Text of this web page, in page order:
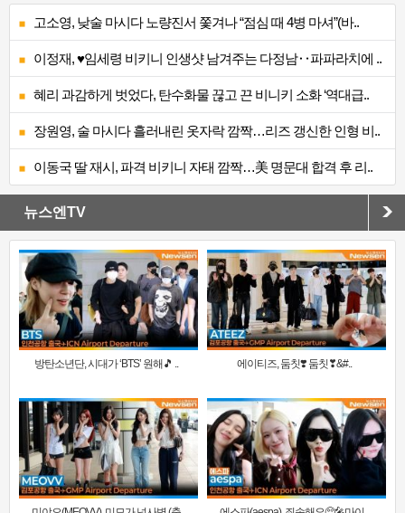
고소영, 낮술 마시다 노량진서 쫓겨나 “점심 때 4병 마셔”(바..
이정재, ♥임세령 비키니 인생샷 남겨주는 다정남‥파파라치에 ..
혜리 과감하게 벗었다, 탄수화물 끊고 끈 비니키 소화 ‘역대급..
장원영, 술 마시다 흘러내린 옷자락 깜짝…리즈 갱신한 인형 비..
이동국 딸 재시, 파격 비키니 자태 깜짝…美 명문대 합격 후 리..
뉴스엔TV
방탄소년단, 시대가 ‘BTS’ 원해🎵 .. 에이티즈, 둠칫❣️ 둠칫❣&#..